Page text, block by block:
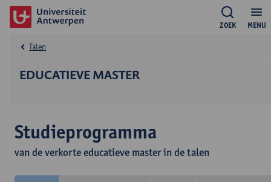
MENU
ZOEK
EDUCATIEVE MASTER
Talen
Studieprogramma
van de verkorte educatieve master in de talen